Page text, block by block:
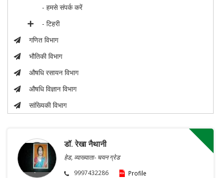
- हमसे संपर्क करें
- टिहरी
गणित विभाग
भौतिकी विभाग
औषधि रसायन विभाग
औषधि विज्ञान विभाग
सांख्यिकी विभाग
डॉ. रेखा नैथानी
हेड, व्याख्याता- चयन ग्रेड
9997432286
Profile